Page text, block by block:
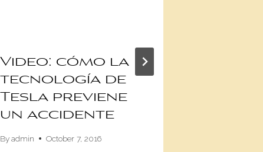
Video: cómo la
tecnología de
Tesla previene
un accidente
By admin October 7, 2016